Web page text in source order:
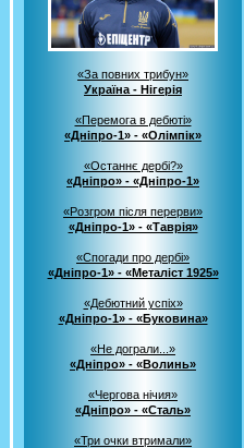
«За повних трибун»
Україна - Нігерія
«Перемога в дебюті»
«Дніпро-1» - «Олімпік»
«Останнє дербі?»
«Дніпро» - «Дніпро-1»
«Розгром після перерви»
«Дніпро-1» - «Таврія»
«Спогади про дербі»
«Дніпро-1» - «Металіст 1925»
«Дебютний успіх»
«Дніпро-1» - «Буковина»
«Не дограли...»
«Дніпро» - «Волинь»
«Чергова нічия»
«Дніпро» - «Сталь»
«Три очки втримали»